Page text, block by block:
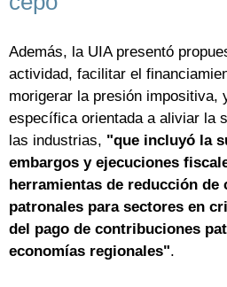
Además, la UIA presentó
actividad, facilitar el
morigerar la presión impositiva,
específica orientada a aliviar la
las industrias, "que incluyó la
embargos y ejecuciones
herramientas de reducción de
patronales para sectores en
del pago de contribuciones
economías regionales".